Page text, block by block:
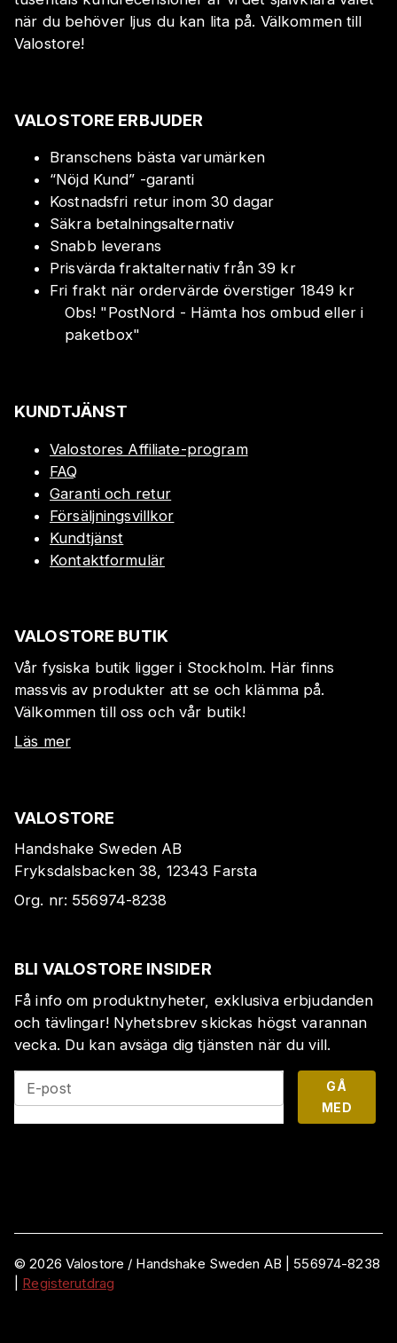
när du behöver ljus du kan lita på. Välkommen till
Valostore!
VALOSTORE ERBJUDER
Branschens bästa varumärken
“Nöjd Kund” -garanti
Kostnadsfri retur inom 30 dagar
Säkra betalningsalternativ
Snabb leverans
Prisvärda fraktalternativ från 39 kr
Fri frakt när ordervärde överstiger 1849 kr
Obs! "PostNord - Hämta hos ombud eller i
paketbox"
KUNDTJÄNST
Valostores Affiliate-program
FAQ
Garanti och retur
Försäljningsvillkor
Kundtjänst
Kontaktformulär
VALOSTORE BUTIK
Vår fysiska butik ligger i Stockholm. Här finns
massvis av produkter att se och klämma på.
Välkommen till oss och vår butik!
Läs mer
VALOSTORE
Handshake Sweden AB
Fryksdalsbacken 38, 12343 Farsta
Org. nr: 556974-8238
BLI VALOSTORE INSIDER
Få info om produktnyheter, exklusiva erbjudanden
och tävlingar! Nyhetsbrev skickas högst varannan
vecka. Du kan avsäga dig tjänsten när du vill.
E-post
GÅ
MED
©2026 Valostore / Handshake Sweden AB
556974-8238
Registerutdrag